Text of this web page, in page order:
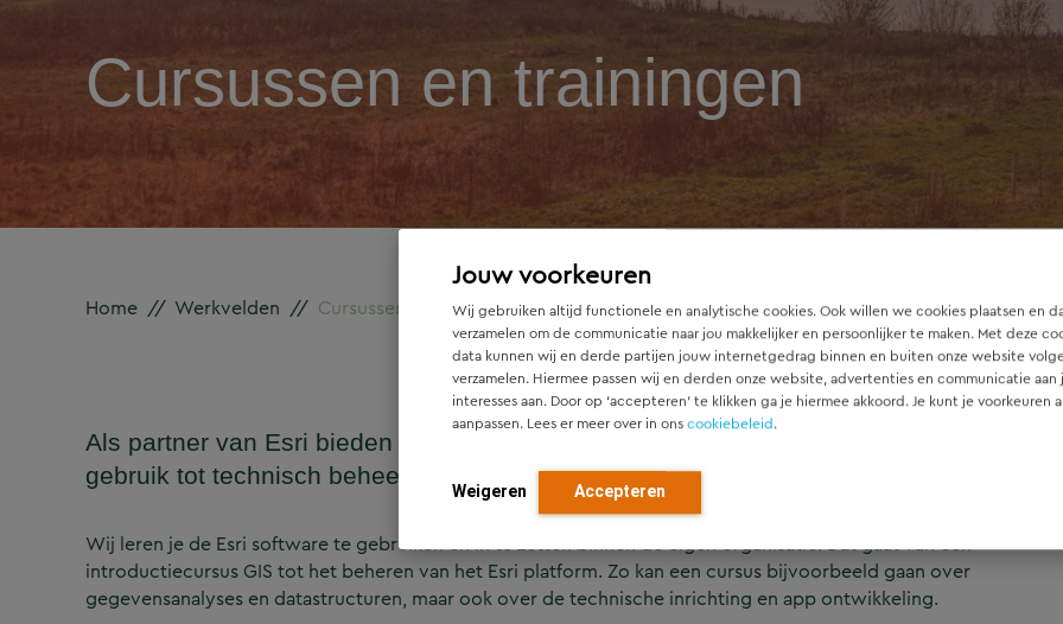
Jouw voorkeuren
Wij gebruiken altijd functionele en analytische cookies. Ook willen we cookies plaatsen en
verzamelen om de communicatie naar jou makkelijker en persoonlijker te maken. Met deze
data kunnen wij en derde partijen jouw internetgedrag binnen en buiten onze website
verzamelen. Hiermee passen wij en derden onze website, advertenties en communicatie aan
interesses aan. Door op ‘accepteren’ te klikken ga je hiermee akkoord. Je kunt je voorkeuren
aanpassen. Lees er meer over in onscookiebeleid.
Weigeren Accepteren
Cursussen en trainingen
Home // Werkvelden // Cursussen en trainingen
Als partner van Esri bieden wij cursussen en trainingen binnen het Esri-domein. Van
gebruik tot technisch beheer en inrichting.
Wij leren je de Esri software te gebruiken en in te zetten binnen de eigen organisatie. Dat gaat van een
introductiecursus GIS tot het beheren van het Esri platform. Zo kan een cursus bijvoorbeeld gaan over
gegevensanalyses en datastructuren, maar ook over de technische inrichting en app ontwikkeling.